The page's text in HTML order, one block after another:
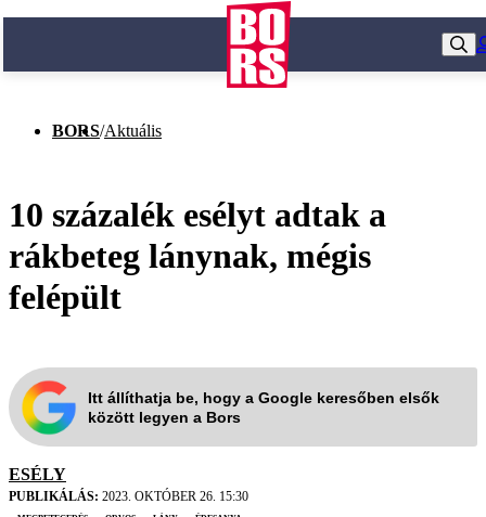
BORS/Aktuális
10 százalék esélyt adtak a
rákbeteg lánynak, mégis
felépült
Itt állíthatja be, hogy a Google keresőben elsők
között legyen a Bors
ESÉLY
PUBLIKÁLÁS: 2023. OKTÓBER 26. 15:30